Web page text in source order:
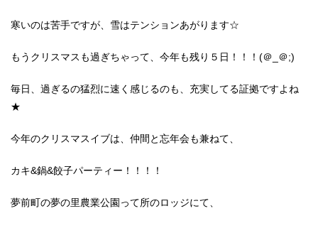
寒いのは苦手ですが、雪はテンションあがります☆
もうクリスマスも過ぎちゃって、今年も残り５日！！！(＠_＠;)
毎日、過ぎるの猛烈に速く感じるのも、充実してる証拠ですよね
★
今年のクリスマスイブは、仲間と忘年会も兼ねて、
カキ&鍋&餃子パーティー！！！！
夢前町の夢の里農業公園って所のロッジにて、